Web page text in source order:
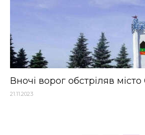
Вночі ворог обстріляв
21.11.2023